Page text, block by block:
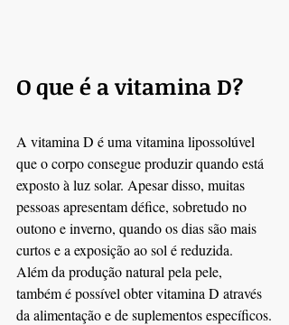
O que é a vitamina D?
A vitamina D é uma vitamina lipossolúvel
que o corpo consegue produzir quando está
exposto à luz solar. Apesar disso, muitas
pessoas apresentam défice, sobretudo no
outono e inverno, quando os dias são mais
curtos e a exposição ao sol é reduzida.
Além da produção natural pela pele,
também é possível obter vitamina D através
da alimentação e de suplementos específicos.